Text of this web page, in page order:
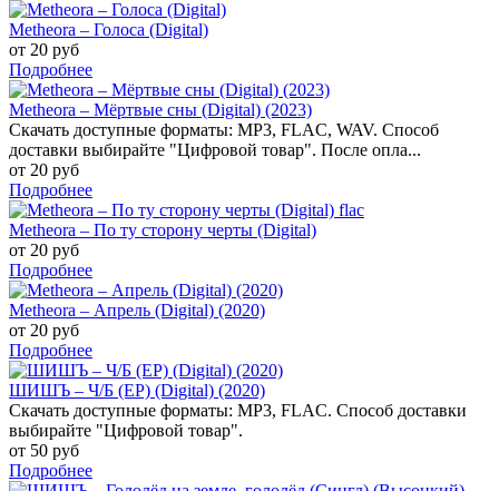
Metheora – Голоса (Digital)
от 20 руб
Подробнее
Metheora – Мёртвые сны (Digital) (2023)
Скачать доступные форматы: MP3, FLAC, WAV. Способ
доставки выбирайте "Цифровой товар". После опла...
от 20 руб
Подробнее
Metheora – По ту сторону черты (Digital)
от 20 руб
Подробнее
Metheora – Апрель (Digital) (2020)
от 20 руб
Подробнее
ШИШЪ – Ч/Б (EP) (Digital) (2020)
Скачать доступные форматы: MP3, FLAC. Способ доставки
выбирайте "Цифровой товар".
от 50 руб
Подробнее